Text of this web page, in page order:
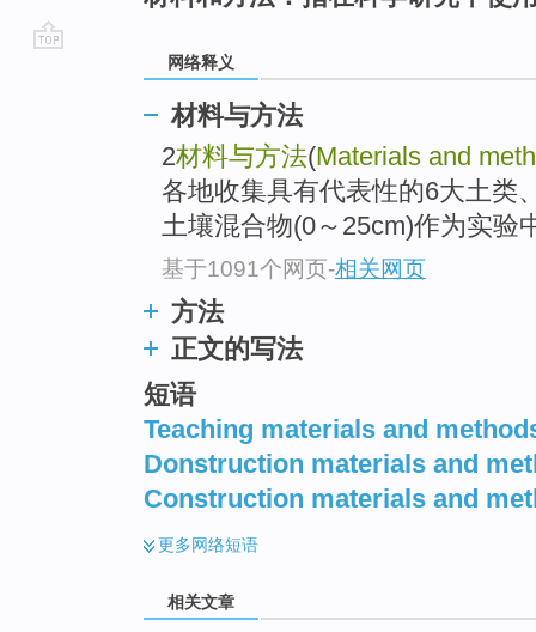
网络释义
材料与方法
2材料与方法(Materials and
各地收集具有代表性的6大土类
土壤混合物(0～25cm)作为实验
基于1091个网页-相关网页
方法
正文的写法
短语
Teaching materials and
Donstruction materials and
Construction materials and
更多网络短语
相关文章